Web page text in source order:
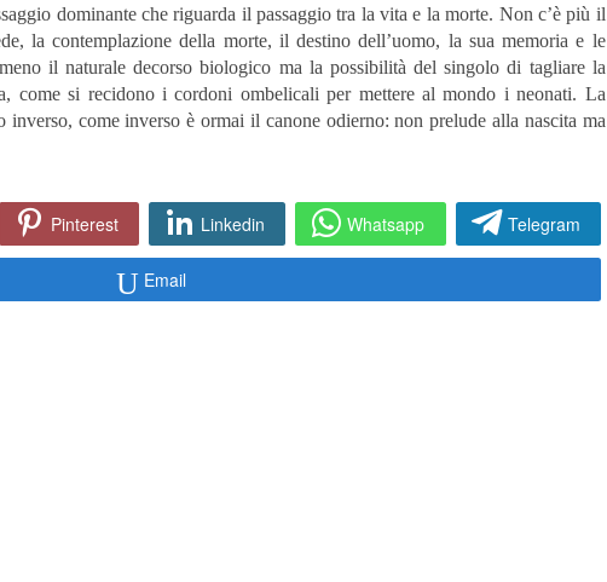
dominante che riguarda il passaggio tra la vita e la morte. Non c’è più il
la contemplazione della morte, il destino dell’uomo, la sua memoria e le
il naturale decorso biologico ma la possibilità del singolo di tagliare la
come si recidono i cordoni ombelicali per mettere al mondo i neonati. La
come inverso è ormai il canone odierno: non prelude alla nascita ma
Pinterest Linkedin Whatsapp Telegram
Email